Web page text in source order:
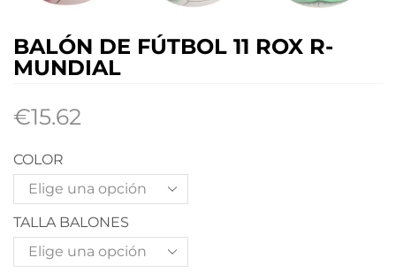
BALÓN DE FÚTBOL 11 ROX R-
MUNDIAL
€15.62
COLOR
TALLA BALONES